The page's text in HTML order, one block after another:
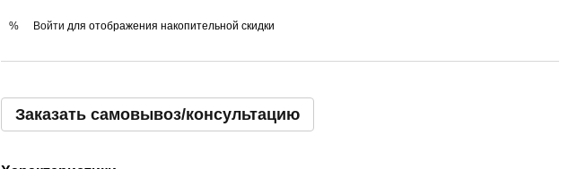
% Войти для отображения накопительной скидки
Заказать самовывоз/консультацию